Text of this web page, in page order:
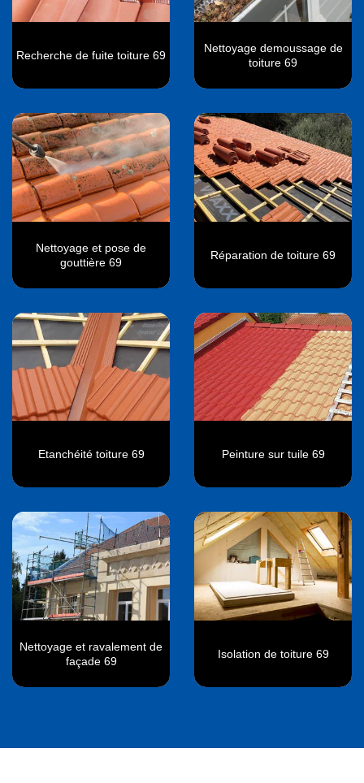
Recherche de fuite toiture 69
Nettoyage demoussage de
toiture 69
Nettoyage et pose de
gouttière 69
Réparation de toiture 69
Etanchéité toiture 69 Peinture sur tuile 69
Nettoyage et ravalement de
façade 69
Isolation de toiture 69